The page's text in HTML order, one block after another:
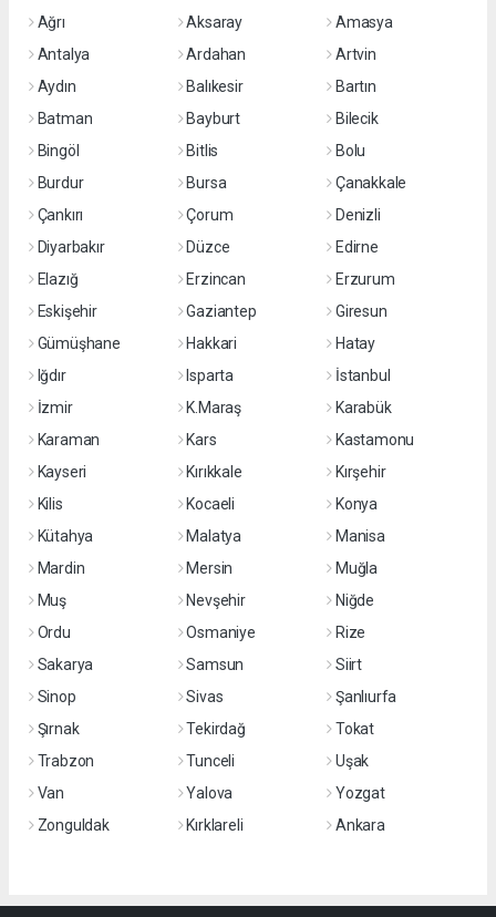
Ağrı
Aksaray
Amasya
Antalya
Ardahan
Artvin
Aydın
Balıkesir
Bartın
Batman
Bayburt
Bilecik
Bingöl
Bitlis
Bolu
Burdur
Bursa
Çanakkale
Çankırı
Çorum
Denizli
Diyarbakır
Düzce
Edirne
Elazığ
Erzincan
Erzurum
Eskişehir
Gaziantep
Giresun
Gümüşhane
Hakkari
Hatay
Iğdır
Isparta
İstanbul
İzmir
K.Maraş
Karabük
Karaman
Kars
Kastamonu
Kayseri
Kırıkkale
Kırşehir
Kilis
Kocaeli
Konya
Kütahya
Malatya
Manisa
Mardin
Mersin
Muğla
Muş
Nevşehir
Niğde
Ordu
Osmaniye
Rize
Sakarya
Samsun
Siirt
Sinop
Sivas
Şanlıurfa
Şırnak
Tekirdağ
Tokat
Trabzon
Tunceli
Uşak
Van
Yalova
Yozgat
Zonguldak
Kırklareli Ankara